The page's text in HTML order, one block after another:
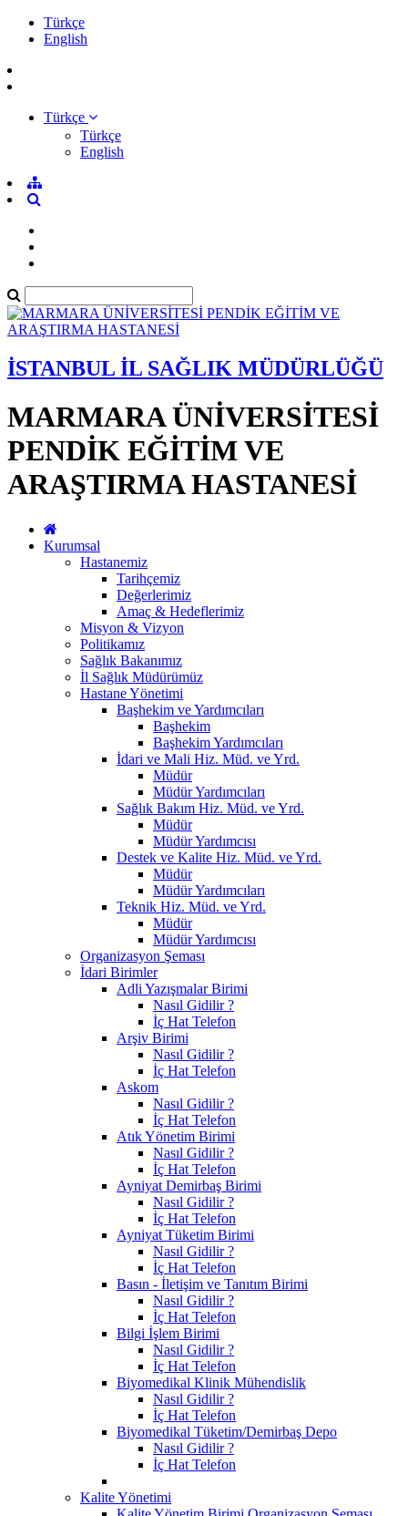
Türkçe
English
Türkçe
Türkçe
English
İSTANBUL İL SAĞLIK MÜDÜRLÜĞÜ
MARMARA ÜNİVERSİTESİ
PENDİK EĞİTİM VE
ARAŞTIRMA HASTANESİ
Kurumsal
Hastanemiz
Tarihçemiz
Değerlerimiz
Amaç & Hedeflerimiz
Misyon & Vizyon
Politikamız
Sağlık Bakanımız
İl Sağlık Müdürümüz
Hastane Yönetimi
Başhekim ve Yardımcıları
Başhekim
Başhekim Yardımcıları
İdari ve Mali Hiz. Müd. ve Yrd.
Müdür
Müdür Yardımcıları
Sağlık Bakım Hiz. Müd. ve Yrd.
Müdür
Müdür Yardımcısı
Destek ve Kalite Hiz. Müd. ve Yrd.
Müdür
Müdür Yardımcıları
Teknik Hiz. Müd. ve Yrd.
Müdür
Müdür Yardımcısı
Organizasyon Şeması
İdari Birimler
Adli Yazışmalar Birimi
Nasıl Gidilir ?
İç Hat Telefon
Arşiv Birimi
Nasıl Gidilir ?
İç Hat Telefon
Askom
Nasıl Gidilir ?
İç Hat Telefon
Atık Yönetim Birimi
Nasıl Gidilir ?
İç Hat Telefon
Ayniyat Demirbaş Birimi
Nasıl Gidilir ?
İç Hat Telefon
Ayniyat Tüketim Birimi
Nasıl Gidilir ?
İç Hat Telefon
Basın - İletişim ve Tanıtım Birimi
Nasıl Gidilir ?
İç Hat Telefon
Bilgi İşlem Birimi
Nasıl Gidilir ?
İç Hat Telefon
Biyomedikal Klinik Mühendislik
Nasıl Gidilir ?
İç Hat Telefon
Biyomedikal Tüketim/Demirbaş Depo
Nasıl Gidilir ?
İç Hat Telefon
Kalite Yönetimi